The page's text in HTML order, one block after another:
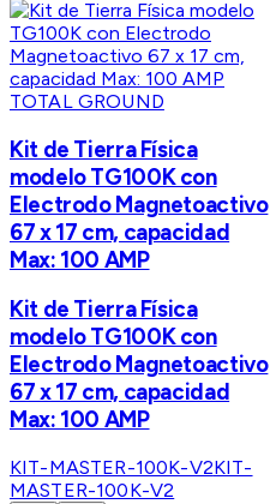
TOTAL GROUND
Kit de Tierra Física
modelo TG100K con
Electrodo Magnetoactivo
67 x 17 cm, capacidad
Max: 100 AMP
Kit de Tierra Física
modelo TG100K con
Electrodo Magnetoactivo
67 x 17 cm, capacidad
Max: 100 AMP
KIT-MASTER-100K-V2KIT-
MASTER-100K-V2